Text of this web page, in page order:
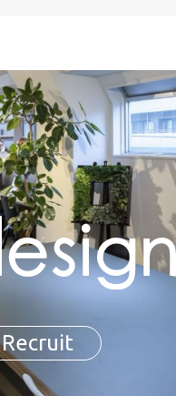
Recruit